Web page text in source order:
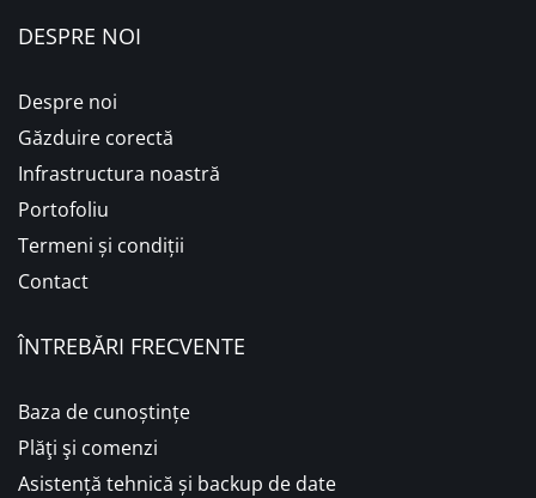
DESPRE NOI
Despre noi
Găzduire corectă
Infrastructura noastră
Portofoliu
Termeni și condiții
Contact
ÎNTREBĂRI FRECVENTE
Baza de cunoștințe
Plăţi şi comenzi
Asistență tehnică și backup de date